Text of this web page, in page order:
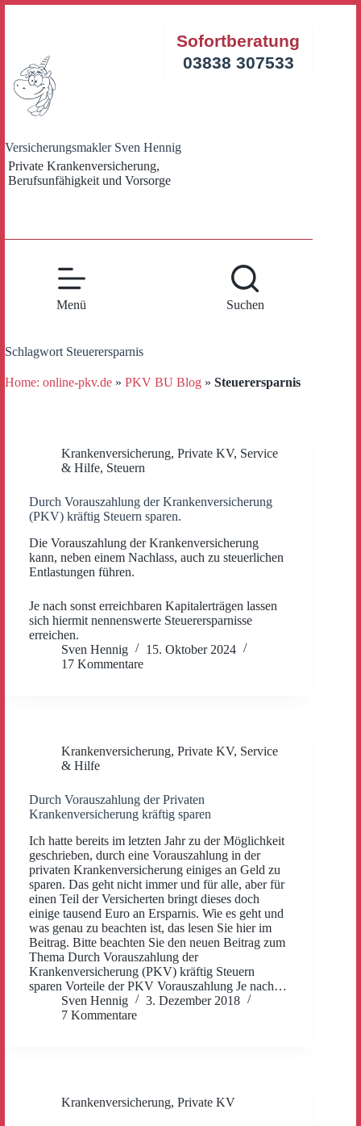
Versicherungsmakler Sven Hennig
Private Krankenversicherung,
Berufsunfähigkeit und Vorsorge
Sofortberatung
03838 307533
Menü Suchen
Schlagwort Steuerersparnis
Home: online-pkv.de » PKV BU Blog » Steuerersparnis
Krankenversicherung, Private KV, Service
& Hilfe, Steuern
Durch Vorauszahlung der Krankenversicherung
(PKV) kräftig Steuern sparen.
Die Vorauszahlung der Krankenversicherung
kann, neben einem Nachlass, auch zu steuerlichen
Entlastungen führen.
Je nach sonst erreichbaren Kapitalerträgen lassen
sich hiermit nennenswerte Steuerersparnisse
erreichen.
Sven Hennig
15. Oktober 2024
17 Kommentare
Krankenversicherung, Private KV, Service
& Hilfe
Durch Vorauszahlung der Privaten
Krankenversicherung kräftig sparen
Ich hatte bereits im letzten Jahr zu der Möglichkeit
geschrieben, durch eine Vorauszahlung in der
privaten Krankenversicherung einiges an Geld zu
sparen. Das geht nicht immer und für alle, aber für
einen Teil der Versicherten bringt dieses doch
einige tausend Euro an Ersparnis. Wie es geht und
was genau zu beachten ist, das lesen Sie hier im
Beitrag. Bitte beachten Sie den neuen Beitrag zum
Thema Durch Vorauszahlung der
Krankenversicherung (PKV) kräftig Steuern
sparen Vorteile der PKV Vorauszahlung Je nach…
Sven Hennig
3. Dezember 2018
7 Kommentare
Krankenversicherung, Private KV